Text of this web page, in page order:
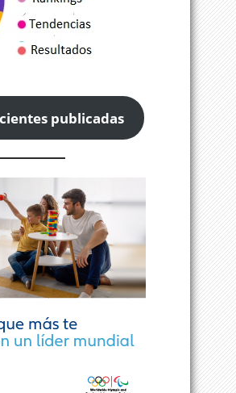
publicadas